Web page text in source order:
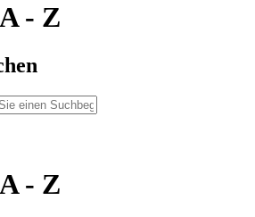
- Z
- Z